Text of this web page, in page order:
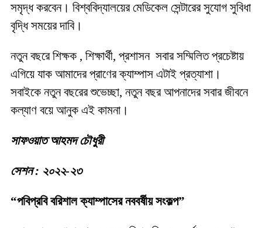
সমৃদ্ধ করবেন। বিশ্ববিদ্যালয়ের মেডিকেল সেন্টারের সুযোগ সুবিধা
বৃদ্ধি সময়ের দাবি।
নতুন বছরে শিক্ষক , শিক্ষার্থী, প্রশাসন সবার সম্মিলিত প্রচেষ্টায়
এগিয়ে যাক আমাদের প্রাণের ক্যাম্পাস এটাই প্রত্যাশা।
সবাইকে নতুন বছরের শুভেচ্ছা, নতুন বছর আপনাদের সবার জীবনে
কল্যাণ বয়ে আনুক এই কামনা।
সাফওয়াত আহমদ চৌধুরী
সেশন : ২০২২-২৩
“পবিপ্রবি বরিশাল ক্যাম্পাসের নববর্ষীয় সংকল্প”